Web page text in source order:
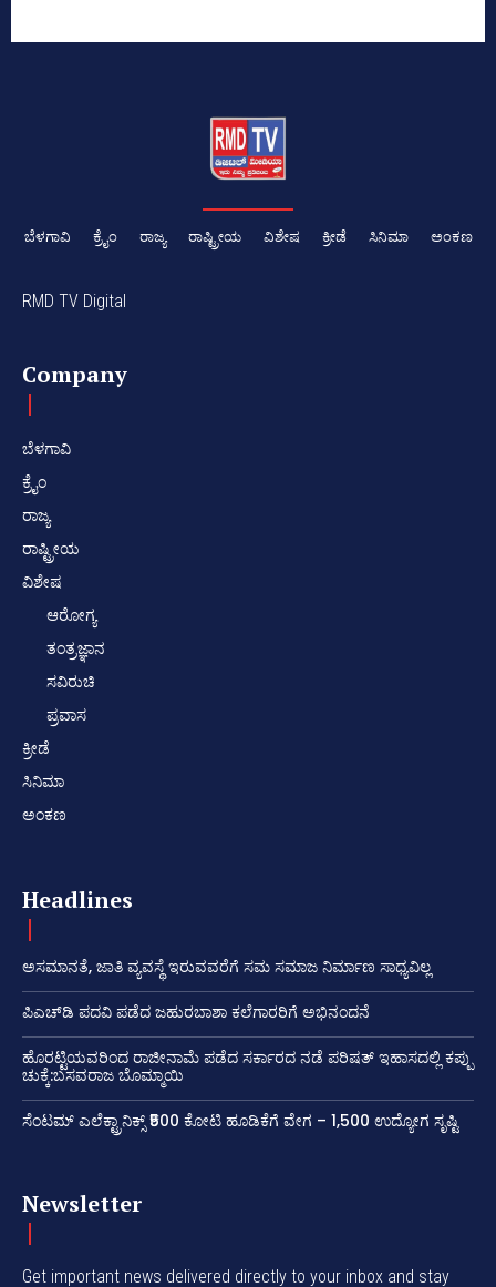
ಬೆಳಗಾವಿ ಕ್ರೈಂ ರಾಜ್ಯ ರಾಷ್ಟ್ರೀಯ ವಿಶೇಷ ಕ್ರೀಡೆ ಸಿನಿಮಾ ಅಂಕಣ
RMD TV Digital
Company
ಬೆಳಗಾವಿ
ಕ್ರೈಂ
ರಾಜ್ಯ
ರಾಷ್ಟ್ರೀಯ
ವಿಶೇಷ
ಆರೋಗ್ಯ
ತಂತ್ರಜ್ಞಾನ
ಸವಿರುಚಿ
ಪ್ರವಾಸ
ಕ್ರೀಡೆ
ಸಿನಿಮಾ
ಅಂಕಣ
Headlines
ಅಸಮಾನತೆ, ಜಾತಿ ವ್ಯವಸ್ಥೆ ಇರುವವರೆಗೆ ಸಮ ಸಮಾಜ ನಿರ್ಮಾಣ ಸಾಧ್ಯವಿಲ್ಲ
ಪಿಎಚ್‌ಡಿ ಪದವಿ ಪಡೆದ ಜಹುರಬಾಶಾ ಕಲೆಗಾರರಿಗೆ ಅಭಿನಂದನೆ
ಹೊರಟ್ಟಿಯವರಿಂದ ರಾಜೀನಾಮೆ ಪಡೆದ ಸರ್ಕಾರದ ನಡೆ ಪರಿಷತ್ ಇಹಾಸದಲ್ಲಿ ಕಪ್ಪು
ಚುಕ್ಕೆ:ಬಸವರಾಜ ಬೊಮ್ಮಾಯಿ
ಸೆಂಟಮ್ ಎಲೆಕ್ಟ್ರಾನಿಕ್ಸ್ ₹500 ಕೋಟಿ ಹೂಡಿಕೆಗೆ ವೇಗ – 1,500 ಉದ್ಯೋಗ ಸೃಷ್ಟಿ
Newsletter
Get important news delivered directly to your inbox and stay